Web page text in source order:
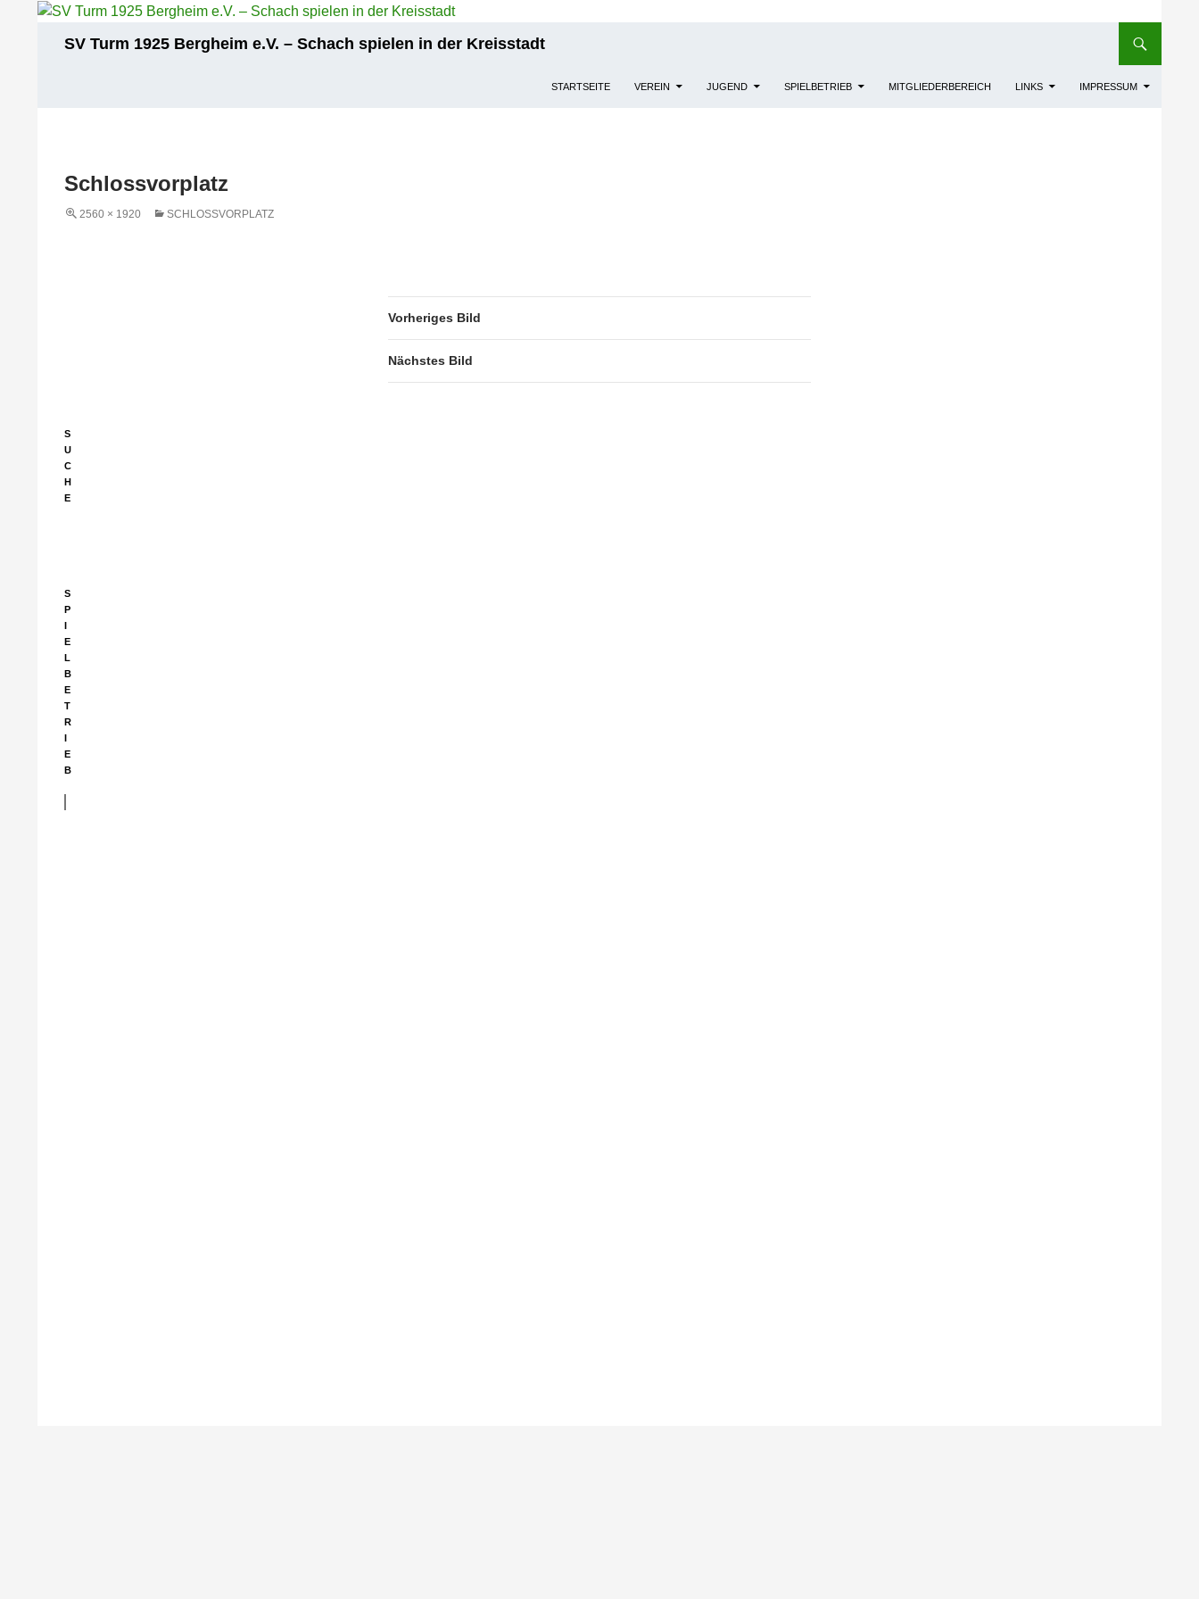
SV Turm 1925 Bergheim e.V. – Schach spielen in der Kreisstadt
STARTSEITE VEREIN JUGEND SPIELBETRIEB MITGLIEDERBEREICH LINKS IMPRESSUM
Schlossvorplatz
2560 × 1920 SCHLOSSVORPLATZ
Vorheriges Bild
Nächstes Bild
S
U
C
H
E
S
P
I
E
L
B
E
T
R
I
E
B